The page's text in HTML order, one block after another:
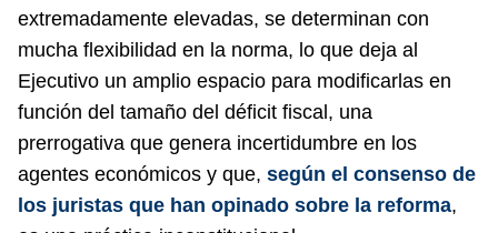
extremadamente elevadas, se determinan con
mucha flexibilidad en la norma, lo que deja al
Ejecutivo un amplio espacio para modificarlas en
función del tamaño del déficit fiscal, una
prerrogativa que genera incertidumbre en los
agentes económicos y que, según el consenso de
los juristas que han opinado sobre la reforma,